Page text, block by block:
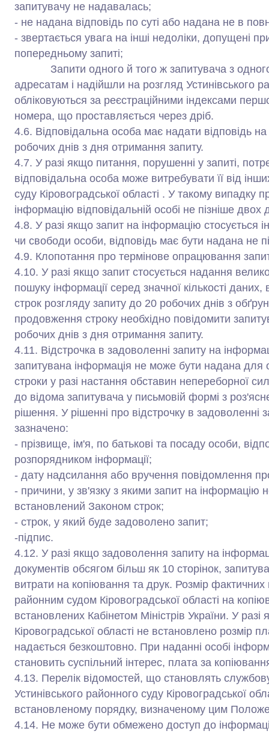
запитувачу не надавалась;
- не надана відповідь по суті або надана не в
- звертається увага на інші недоліки, допущені
попередньому запиті;
Запити одного й того ж запитувача з одного
адресатам і надійшли на розгляд Устинівського
обліковуються за реєстраційними індексами
номера, що проставляється через дріб.
4.6. Відповідальна особа має надати відповідь
робочих днів з дня отримання запиту.
4.7. У разі якщо питання, порушенні у запиті,
відповідальна особа може витребувати її від
суду Кіровоградської області . У такому випадку
інформацію відповідальній особі не пізніше двох
4.8. У разі якщо запит на інформацію стосується
чи свободи особи, відповідь має бути надана не
4.9. Клопотання про термінове опрацювання
4.10. У разі якщо запит стосується надання
пошуку інформації серед значної кількості
строк розгляду запиту до 20 робочих днів з
продовження строку необхідно повідомити
робочих днів з дня отримання запиту.
4.11. Відстрочка в задоволенні запиту на
запитувана інформація не може бути надана
строки у разі настання обставин непереборної
до відома запитувача у письмовій формі з
рішення. У рішенні про відстрочку в задоволенні
зазначено:
- прізвище, ім'я, по батькові та посаду особи,
розпорядником інформації;
- дату надсилання або вручення повідомлення
- причини, у зв'язку з якими запит на інформацію
встановлений Законом строк;
- строк, у який буде задоволено запит;
-підпис.
4.12. У разі якщо задоволення запиту на
документів обсягом більш як 10 сторінок,
витрати на копіювання та друк. Розмір фактичних
районним судом Кіровоградської області на
встановлених Кабінетом Міністрів України. У
Кіровоградської області не встановлено розмір
надається безкоштовно. При наданні особі
становить суспільний інтерес, плата за
4.13. Перелік відомостей, що становлять
Устинівського районного суду Кіровоградської
встановленому порядку, визначеному цим
4.14. Не може бути обмежено доступ до